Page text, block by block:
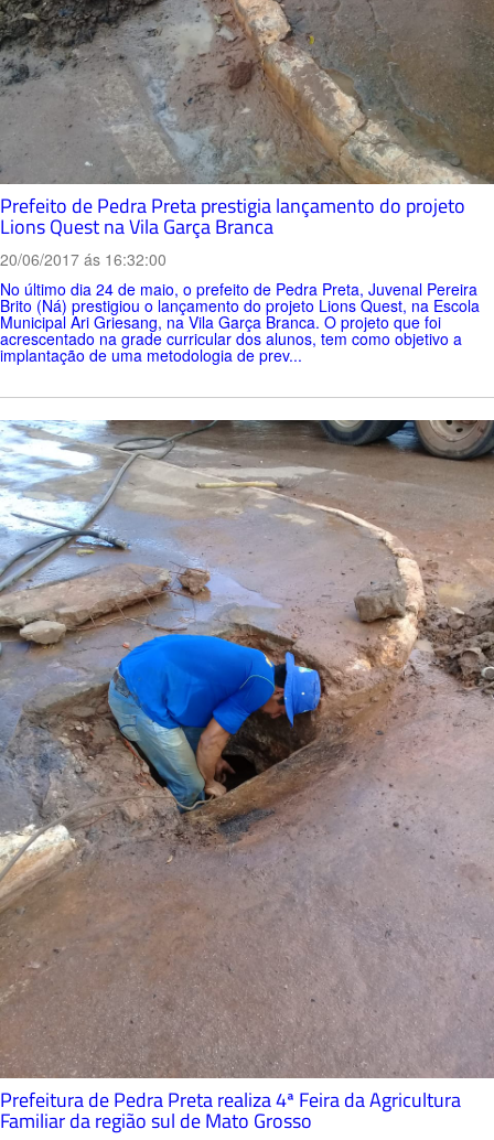
Prefeito de Pedra Preta prestigia lançamento do projeto
Lions Quest na Vila Garça Branca
20/06/2017 ás 16:32:00
No último dia 24 de maio, o prefeito de Pedra Preta, Juvenal Pereira
Brito (Ná) prestigiou o lançamento do projeto Lions Quest, na Escola
Municipal Ari Griesang, na Vila Garça Branca. O projeto que foi
acrescentado na grade curricular dos alunos, tem como objetivo a
implantação de uma metodologia de prev...
Prefeitura de Pedra Preta realiza 4ª Feira da Agricultura
Familiar da região sul de Mato Grosso